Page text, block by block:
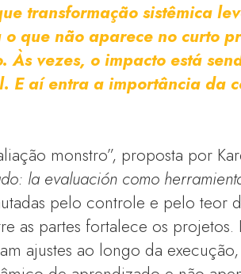
transformação sistêmica
que não aparece no curto
Às vezes, o impacto está
E aí entra a importância da
monstro”, proposta por
la evaluación como
pelo controle e pelo teor
as partes fortalece os projetos.
ajustes ao longo da